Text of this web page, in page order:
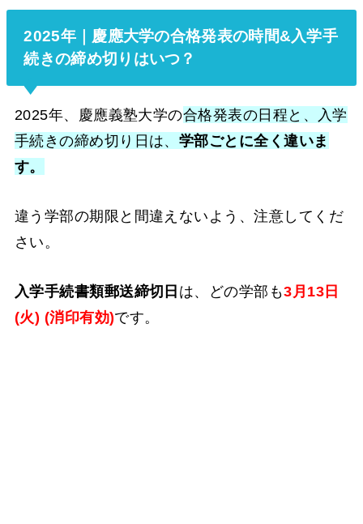
2025年｜慶應大学の合格発表の時間&入学手
続きの締め切りはいつ？
2025年、慶應義塾大学の合格発表の日程と、入学
手続きの締め切り日は、 学部ごとに全く違いま
す。
違う学部の期限と間違えないよう、注意してくだ
さい。
入学手続書類郵送締切日 は、どの学部も3月13日
(火) (消印有効)です。